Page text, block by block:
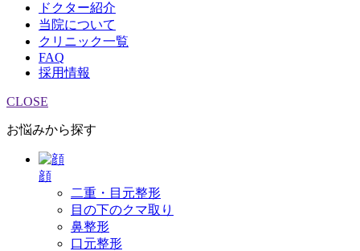
ドクター紹介
当院について
クリニック一覧
FAQ
採用情報
CLOSE
お悩みから探す
顔
二重・目元整形
目の下のクマ取り
鼻整形
口元整形